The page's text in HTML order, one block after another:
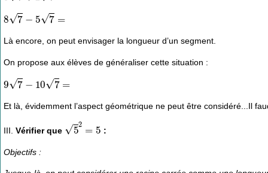
8
−5 =
Là encore, on peut envisager la longueur d’un segment.
On propose aux élèves de généraliser cette situation :
9 −10 =
Et là, évidemment l’aspect géométrique ne peut être considéré...Il
III. Vérifier que 2=5 :
Objectifs :